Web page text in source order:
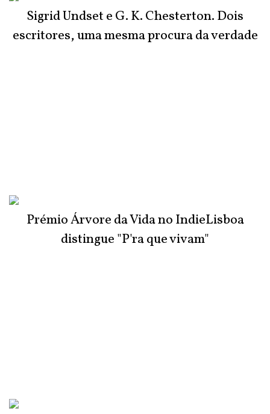
Sigrid Undset e G. K. Chesterton. Dois
escritores, uma mesma procura da verdade
Prémio Árvore da Vida no IndieLisboa
distingue "P'ra que vivam"